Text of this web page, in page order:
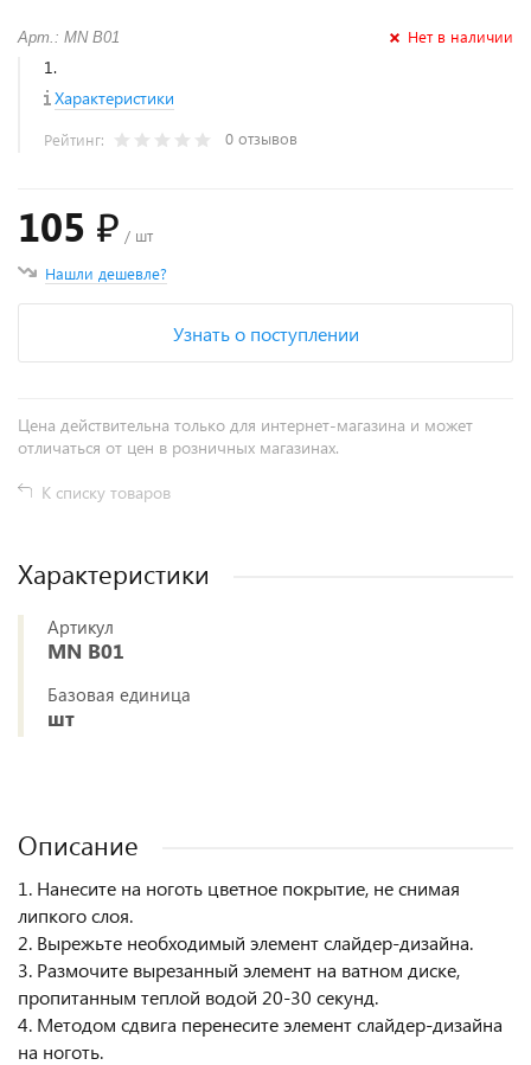
Арт.: MN B01 Нет в наличии
1.
Характеристики
Рейтинг: 0 отзывов
105 ₽ / шт
Нашли дешевле?
Узнать о поступлении
Цена действительна только для интернет-магазина и может
отличаться от цен в розничных магазинах.
К списку товаров
Характеристики
Артикул
MN B01
Базовая единица
шт
Описание
1. Нанесите на ноготь цветное покрытие, не снимая
липкого слоя.
2. Вырежьте необходимый элемент слайдер-дизайна.
3. Размочите вырезанный элемент на ватном диске,
пропитанным теплой водой 20-30 секунд.
4. Методом сдвига перенесите элемент слайдер-дизайна
на ноготь.